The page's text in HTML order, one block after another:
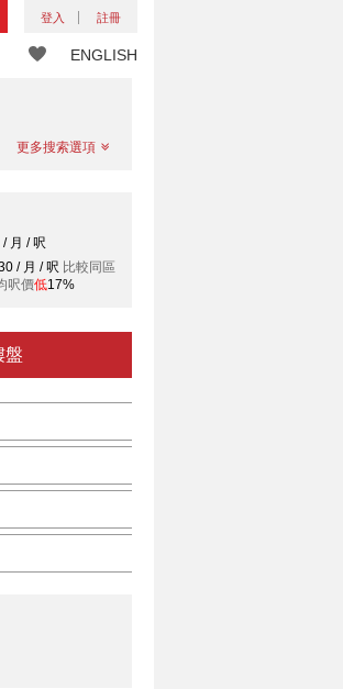
登入 註冊
ENGLISH
更多搜索選項
月 / 呎
/ 月 / 呎 比較同區
呎價低17%
盤